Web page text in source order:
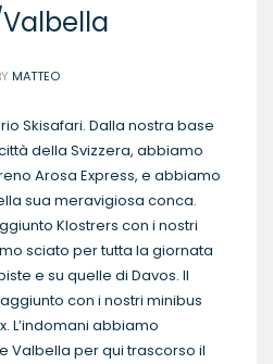
MATTEO
Skisafari. Dalla nostra base
della Svizzera, abbiamo
Arosa Express, e abbiamo
sua meravigiosa conca.
Klostrers con i nostri
sciato per tutta la giornata
e su quelle di Davos. Il
con i nostri minibus
L’indomani abbiamo
Valbella per qui trascorso il